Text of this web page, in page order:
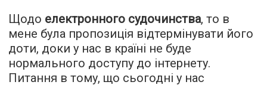
Щодо електронного судочинства, то в
мене була пропозиція відтермінувати його
доти, доки у нас в країні не буде
нормального доступу до інтернету.
Питання в тому, що сьогодні у нас